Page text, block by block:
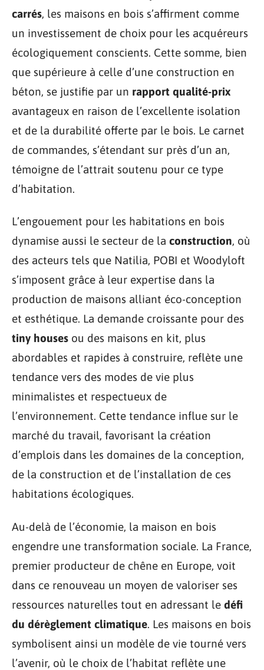
carrés, les maisons en bois s’affirment comme
un investissement de choix pour les acquéreurs
écologiquement conscients. Cette somme, bien
que supérieure à celle d’une construction en
béton, se justifie par un rapport qualité-prix
avantageux en raison de l’excellente isolation
et de la durabilité offerte par le bois. Le carnet
de commandes, s’étendant sur près d’un an,
témoigne de l’attrait soutenu pour ce type
d’habitation.
L’engouement pour les habitations en bois
dynamise aussi le secteur de la construction, où
des acteurs tels que Natilia, POBI et Woodyloft
s’imposent grâce à leur expertise dans la
production de maisons alliant éco-conception
et esthétique. La demande croissante pour des
tiny houses ou des maisons en kit, plus
abordables et rapides à construire, reflète une
tendance vers des modes de vie plus
minimalistes et respectueux de
l’environnement. Cette tendance influe sur le
marché du travail, favorisant la création
d’emplois dans les domaines de la conception,
de la construction et de l’installation de ces
habitations écologiques.
Au-delà de l’économie, la maison en bois
engendre une transformation sociale. La France,
premier producteur de chêne en Europe, voit
dans ce renouveau un moyen de valoriser ses
ressources naturelles tout en adressant le défi
du dérèglement climatique. Les maisons en bois
symbolisent ainsi un modèle de vie tourné vers
l’avenir, où le choix de l’habitat reflète une